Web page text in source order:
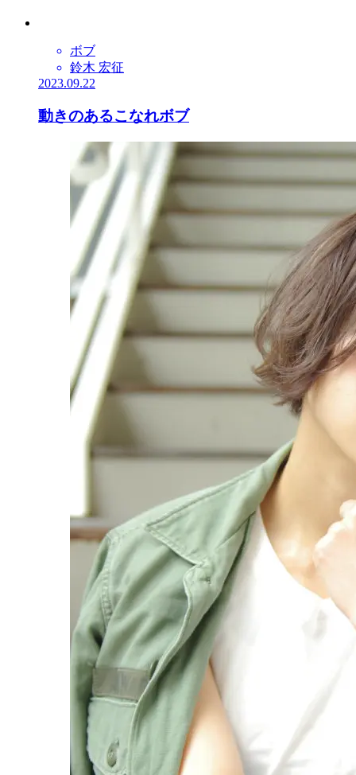
ボブ
鈴木 宏征
2023.09.22
動きのあるこなれボブ